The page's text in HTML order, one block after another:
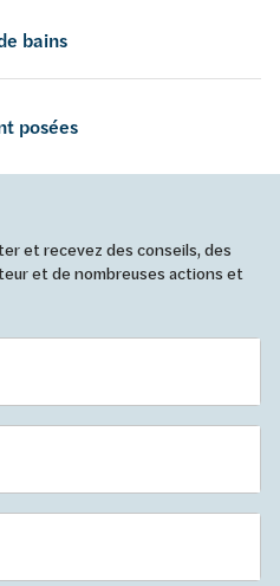
bains
posées
et recevez des conseils, des
et de nombreuses actions et